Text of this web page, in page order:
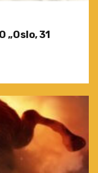
„Oslo, 31